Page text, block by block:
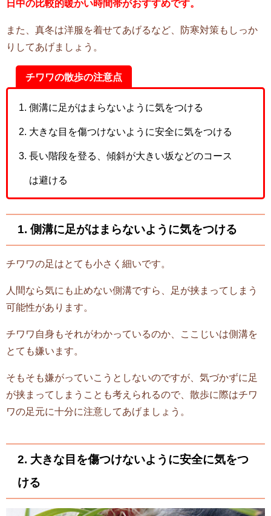
日中の比較的暖かい時間帯がおすすめです。
また、真冬は洋服を着せてあげるなど、防寒対策もしっか
りしてあげましょう。
チワワの散歩の注意点
側溝に足がはまらないように気をつける
大きな目を傷つけないように安全に気をつける
長い階段を登る、傾斜が大きい坂などのコース
は避ける
1. 側溝に足がはまらないように気をつける
チワワの足はとても小さく細いです。
人間なら気にも止めない側溝ですら、足が挟まってしまう
可能性があります。
チワワ自身もそれがわかっているのか、ここじいは側溝を
とても嫌います。
そもそも嫌がっていこうとしないのですが、気づかずに足
が挟まってしまうことも考えられるので、散歩に際はチワ
ワの足元に十分に注意してあげましょう。
2. 大きな目を傷つけないように安全に気をつ
ける